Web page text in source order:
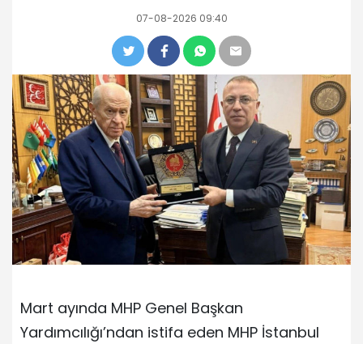
07-08-2026 09:40
Mart ayında MHP Genel Başkan
Yardımcılığı’ndan istifa eden MHP İstanbul